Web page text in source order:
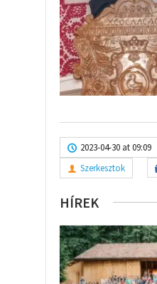
2023-04-30 at 09:09
Szerkesztok
HÍREK